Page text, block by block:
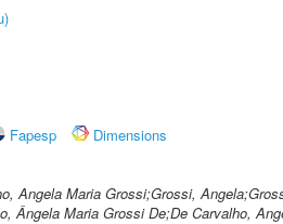
Fapesp
Dimensions
Angela Maria Grossi;Grossi,
Ângela Maria Grossi De;De Carvalho,